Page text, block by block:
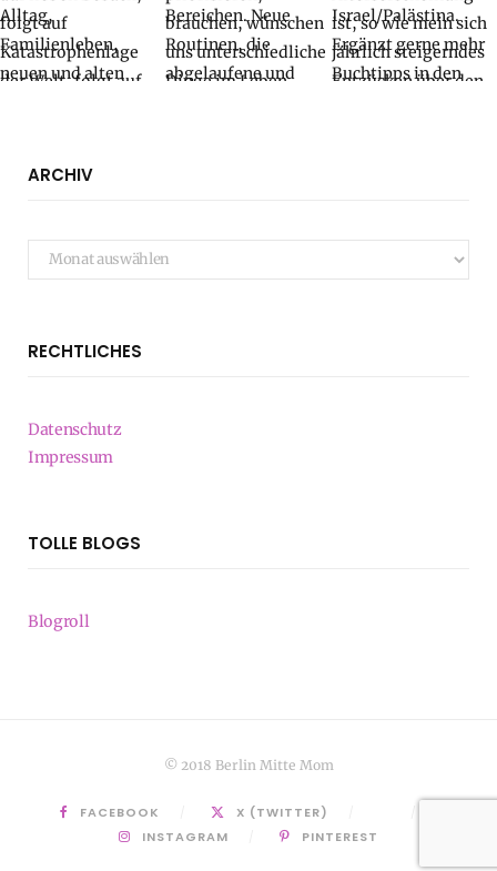
ARCHIV
Archiv
RECHTLICHES
Datenschutz
Impressum
TOLLE BLOGS
Blogroll
© 2018 Berlin Mitte Mom
FACEBOOK
X (TWITTER)
INSTAGRAM
PINTEREST